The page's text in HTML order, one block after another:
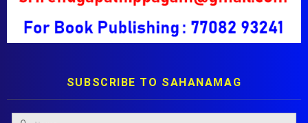
SUBSCRIBE TO SAHANAMAG